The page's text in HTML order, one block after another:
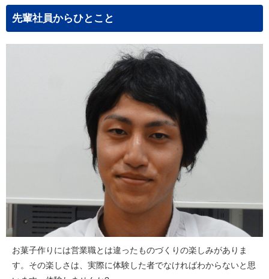
先輩社員からひとこと
お菓子作りには営業職とは違ったものづくりの楽しみがありま
す。その楽しさは、実際に体験した者でなければわからないと思